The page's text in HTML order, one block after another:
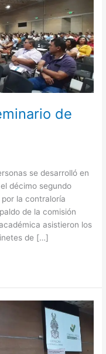
de
se desarrolló en
décimo segundo
la contraloría
de la comisión
asistieron los
de […]